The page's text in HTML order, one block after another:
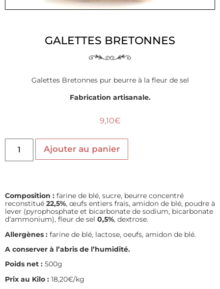
GALETTES BRETONNES
Galettes Bretonnes pur beurre à la fleur de sel
Fabrication artisanale.
9,10€
Ajouter au panier
Composition : farine de blé, sucre, beurre concentré
reconstitué 22,5%, œufs entiers frais, amidon de blé, poudre à
lever (pyrophosphate et bicarbonate de sodium, bicarbonate
d’ammonium), fleur de sel 0,5%, dextrose.
Allergènes : farine de blé, lactose, oeufs, amidon de blé.
A conserver à l’abris de l’humidité.
Poids net : 500g
Prix au Kilo : 18,20€/kg